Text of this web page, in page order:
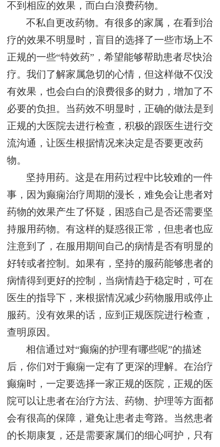
不到相应的效果，而白白浪费药物。
不私自更改药物。有很多的家属，在看到治
疗的效果不明显时，盲目的选择了一些市场上不
正规的一些“特效药”，希望能够帮助患者尽快治
疗。我们了解家属急切的心情，但这样做不仅没
有效果，也会白白的浪费很多的财力，增加了不
必要的负担。当药效不明显时，正确的做法是到
正规的大医院去进行检查，积极的跟医生进行交
流沟通，让医生根据情况来决定是否要更改药
物。
坚持用药。这是在用药过程中比较难的一件
事，因为癫痫治疗周期的漫长，难免会让患者对
药物的效果产生了怀疑，困惑自己是否还需要坚
持服用药物。有这样的疑惑很正常，但患者也应
注意到了，在服用期间自己的病情是否有明显的
好转或者控制。如果有，坚持的服药能够患者的
病情得到更好的控制，当病情趋于稳定时，可在
医生的指导下，来根据情况减少药物服用或停止
服药。没有效果的话，应到正规医院进行检查，
查明原因。
相信通过对“癫痫的护理有哪些呢”的描述
后，你们对于癫痫一定有了更深的理解。在治疗
癫痫时，一定要选择一家正规的医院，正规的医
院可以让患者在治疗方法、药物、护理等方面都
会有很高的保障，避免让患者走弯路。当然患者
的长期康复，还是需要家属们的细心呵护，只有